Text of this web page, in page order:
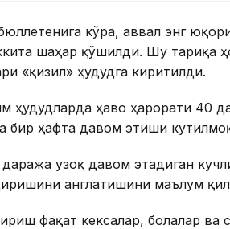
кўра, аввал энг
шаҳар қўшилди. Шу тариқа
«қизил» ҳудудга киритилди.
ҳудудларда ҳаво ҳарорати 40
бир ҳафта давом этиши
узоқ давом этадиган
англатишини маълум
фақат кексалар, болалар ва